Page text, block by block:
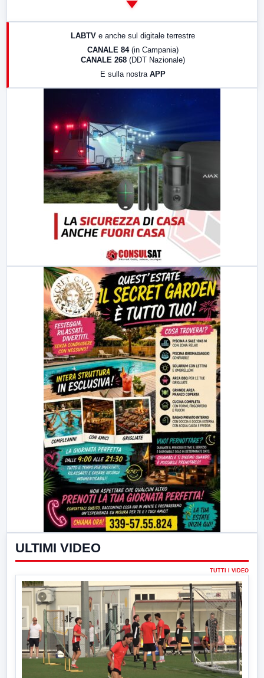
LABTV e anche sul digitale terrestre
CANALE 84 (in Campania)
CANALE 268 (DDT Nazionale)
E sulla nostra APP
ULTIMI VIDEO
TUTTI I VIDEO